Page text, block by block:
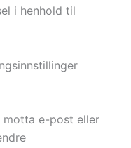
i henhold til
motta e-post eller